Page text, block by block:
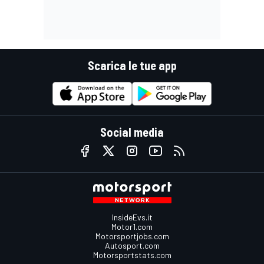
Scarica le tue app
Social media
InsideEvs.it
Motor1.com
Motorsportjobs.com
Autosport.com
Motorsportstats.com